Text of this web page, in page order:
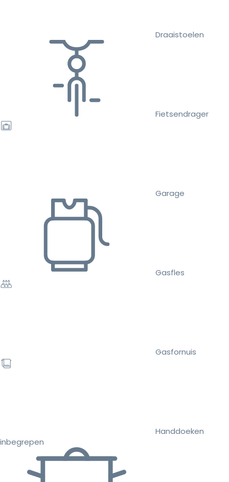
Draaistoelen
Fietsendrager
Garage
Gasfles
Gasfornuis
Handdoeken
inbegrepen